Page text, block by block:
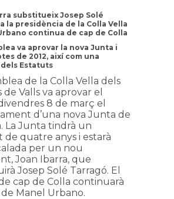
substitueix Josep Solé
la presidència de la Colla Vella
continua de cap de Colla
va aprovar la nova Junta i
de 2012, així com una
Estatuts
de la Colla Vella dels
Valls va aprovar el
8 de març el
d’una nova Junta de
La Junta tindrà un
de quatre anys i estarà
per un nou
Joan Ibarra, que
Josep Solé Tarragó. El
cap de Colla continuarà
de Manel Urbano.